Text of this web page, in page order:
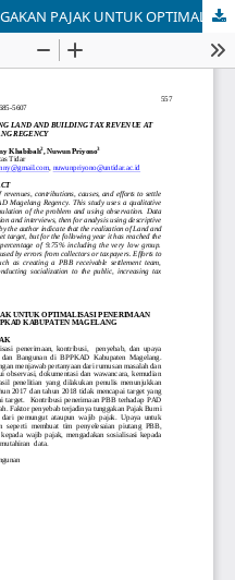
PENYELESAIAN MASALAH TUNGGAKAN PAJAK UNTUK OPTIMALISASI PENERIMAAN PAJAK BUMI DAN BANGUNAN DI BPPKAD KABUPATEN MAGELANG